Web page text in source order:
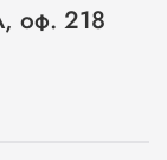
оф. 218